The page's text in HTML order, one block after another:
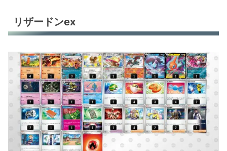
カビゴンLO
ポケカ環境デッキレシピ
リザードンex